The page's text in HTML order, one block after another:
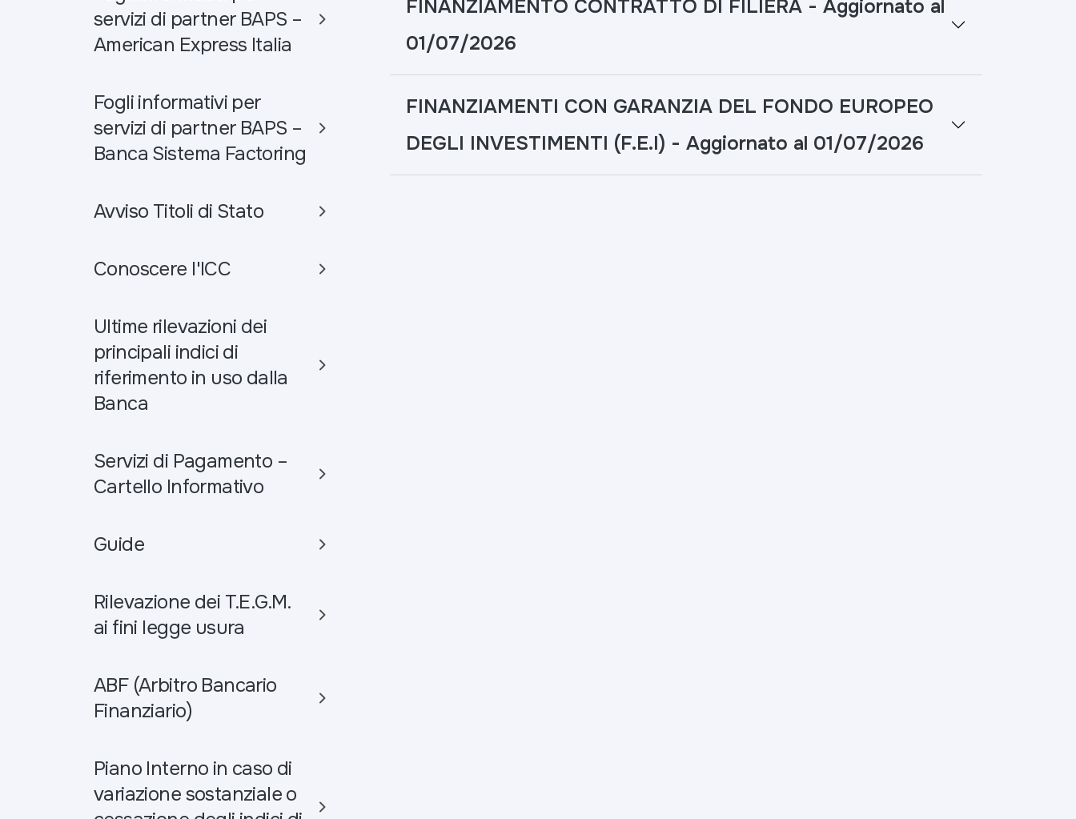
servizi di partner BAPS –
American Express Italia
Fogli informativi per
servizi di partner BAPS –
Banca Sistema Factoring
Avviso Titoli di Stato
Conoscere l'ICC
Ultime rilevazioni dei
principali indici di
riferimento in uso dalla
Banca
Servizi di Pagamento –
Cartello Informativo
Guide
Rilevazione dei T.E.G.M.
ai fini legge usura
ABF (Arbitro Bancario
Finanziario)
Piano Interno in caso di
variazione sostanziale o
FINANZIAMENTO CONTRATTO DI FILIERA - Aggiornato al
01/07/2026
FINANZIAMENTI CON GARANZIA DEL FONDO EUROPEO
DEGLI INVESTIMENTI (F.E.I) - Aggiornato al 01/07/2026